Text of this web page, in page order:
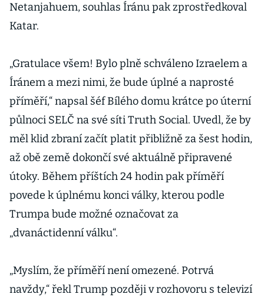
Netanjahuem, souhlas Íránu pak zprostředkoval
Katar.
„Gratulace všem! Bylo plně schváleno Izraelem a
Íránem a mezi nimi, že bude úplné a naprosté
příměří,“ napsal šéf Bílého domu krátce po úterní
půlnoci SELČ na své síti Truth Social. Uvedl, že by
měl klid zbraní začít platit přibližně za šest hodin,
až obě země dokončí své aktuálně připravené
útoky. Během příštích 24 hodin pak příměří
povede k úplnému konci války, kterou podle
Trumpa bude možné označovat za
„dvanáctidenní válku“.
„Myslím, že příměří není omezené. Potrvá
navždy,“ řekl Trump později v rozhovoru s televizí